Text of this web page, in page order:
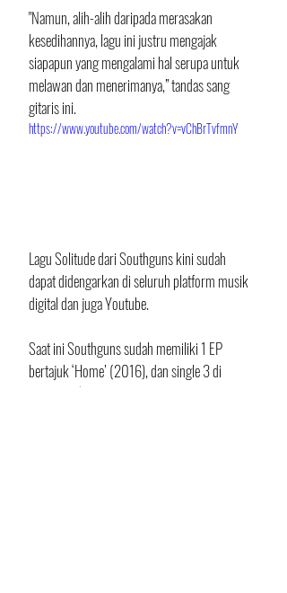
"Namun, alih-alih daripada merasakan
kesedihannya, lagu ini justru mengajak
siapapun yang mengalami hal serupa untuk
melawan dan menerimanya,” tandas sang
gitaris ini.
https://www.youtube.com/watch?v=vChBrTvfmnY
Lagu Solitude dari Southguns kini sudah
dapat didengarkan di seluruh platform musik
digital dan juga Youtube.
Saat ini Southguns sudah memiliki 1 EP
bertajuk ‘Home’ (2016), dan single 3 di
antaranya ‘Empty Room’ (2021),